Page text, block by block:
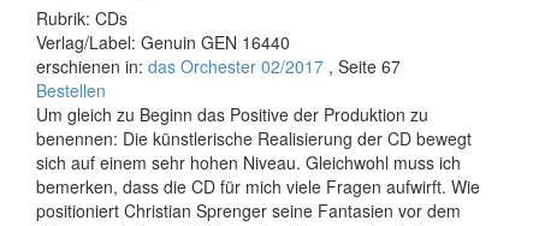
Rubrik: CDs
Verlag/Label: Genuin GEN 16440
erschienen in: das Orchester 02/2017 , Seite 67
Bestellen
Um gleich zu Beginn das Positive der Produktion zu
benennen: Die künstlerische Realisierung der CD bewegt
sich auf einem sehr hohen Niveau. Gleichwohl muss ich
bemerken, dass die CD für mich viele Fragen aufwirft. Wie
positioniert Christian Sprenger seine Fantasien vor dem